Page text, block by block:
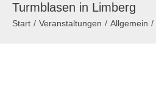
Turmblasen in Limberg
Start / Veranstaltungen / Allgemein /